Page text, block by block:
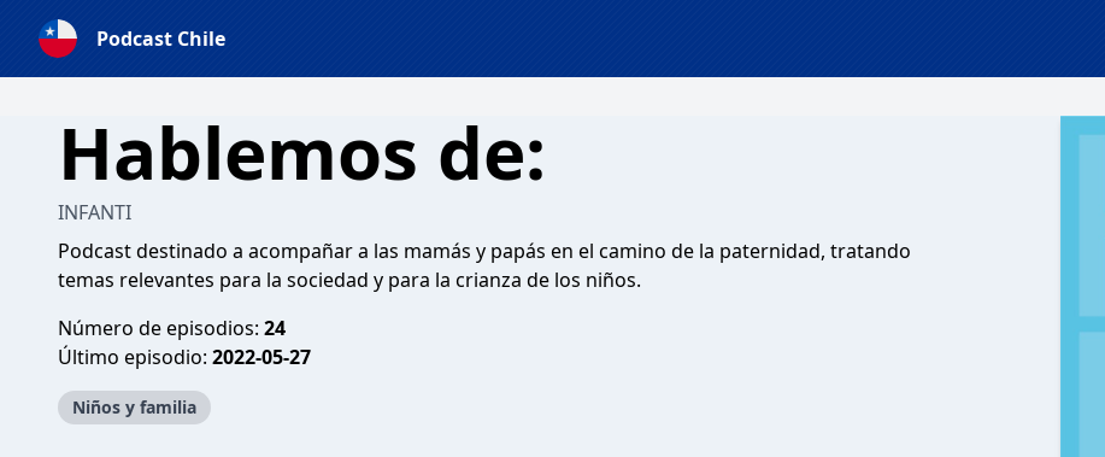
Podcast Chile
Hablemos de:
INFANTI
Podcast destinado a acompañar a las mamás y papás en el camino de la paternidad, tratando
temas relevantes para la sociedad y para la crianza de los niños.
Número de episodios: 24
Último episodio: 2022-05-27
Niños y familia